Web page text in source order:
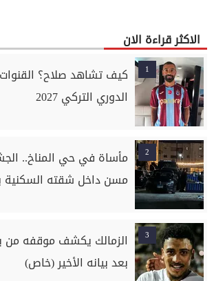
الاكثر قراءة الان
1
كيف تشاهد صلاح؟ القنوات
الدوري التركي 2027
2
مأساة في حي المناخ..
مسن داخل شقته السكنية
3
الزمالك يكشف موقفه من
بعد بيانه الأخير (خاص)